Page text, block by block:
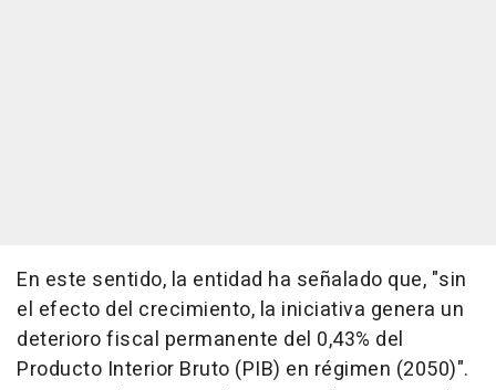
En este sentido, la entidad ha señalado que, "sin
el efecto del crecimiento, la iniciativa genera un
deterioro fiscal permanente del 0,43% del
Producto Interior Bruto (PIB) en régimen (2050)".